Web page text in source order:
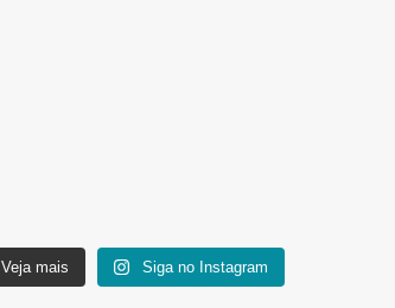
Veja mais Siga no Instagram